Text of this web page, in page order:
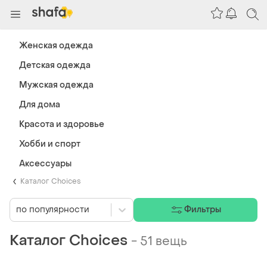
Каталог Choices
Каталог Choices - 51 вещь
по популярности Фильтры
Женская одежда
Детская одежда
Мужская одежда
Для дома
Красота и здоровье
Хобби и спорт
Аксессуары